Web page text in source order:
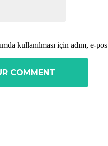
kullanılması için adım, e-